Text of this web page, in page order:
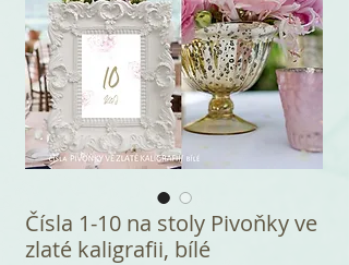
Čísla 1-10 na stoly Pivoňky ve
zlaté kaligrafii, bílé